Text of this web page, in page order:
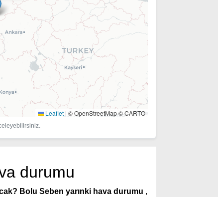
Leaflet | © OpenStreetMap © CARTO
durumu
Bolu Seben yarınki hava durumu ,